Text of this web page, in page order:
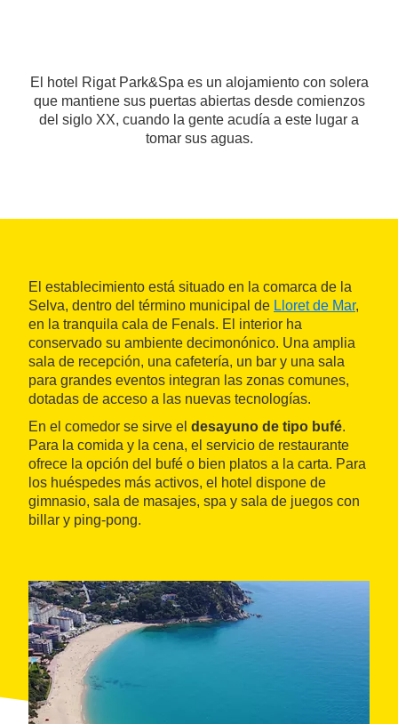
El hotel Rigat Park&Spa es un alojamiento con solera
que mantiene sus puertas abiertas desde comienzos
del siglo XX, cuando la gente acudía a este lugar a
tomar sus aguas.
El establecimiento está situado en la comarca de la
Selva, dentro del término municipal de Lloret de Mar,
en la tranquila cala de Fenals. El interior ha
conservado su ambiente decimonónico. Una amplia
sala de recepción, una cafetería, un bar y una sala
para grandes eventos integran las zonas comunes,
dotadas de acceso a las nuevas tecnologías.
En el comedor se sirve el desayuno de tipo bufé.
Para la comida y la cena, el servicio de restaurante
ofrece la opción del bufé o bien platos a la carta. Para
los huéspedes más activos, el hotel dispone de
gimnasio, sala de masajes, spa y sala de juegos con
billar y ping-pong.